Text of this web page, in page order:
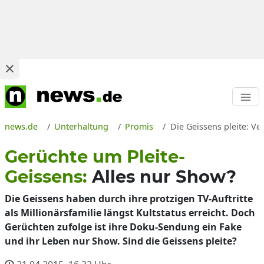
news.de Unterhaltung Promis Die Geissens pleite:
Gerüchte um Pleite-
Geissens: Alles nur Show?
Die Geissens haben durch ihre protzigen TV-Auftritte
als Millionärsfamilie längst Kultstatus erreicht. Doch
Gerüchten zufolge ist ihre Doku-Sendung ein Fake
und ihr Leben nur Show. Sind die Geissens pleite?